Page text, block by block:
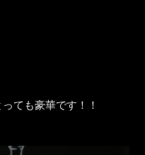
ても豪華です！！